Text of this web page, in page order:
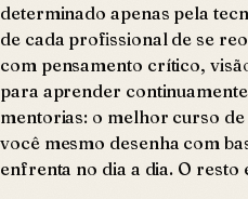
determinado apenas pela
de cada profissional de se
com pensamento crítico,
para aprender
mentorias: o melhor curso
você mesmo desenha com
enfrenta no dia a dia. O resto